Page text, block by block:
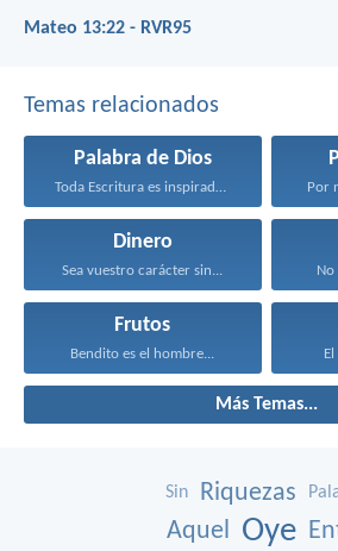
Mateo 13:22 - RVR95
Temas relacionados
Palabra de Dios
Toda Escritura es inspirada... Por
Dinero
Sea vuestro carácter sin...
Frutos
Bendito es el hombre...
Más Temas...
Sin Riquezas
Aquel Oye